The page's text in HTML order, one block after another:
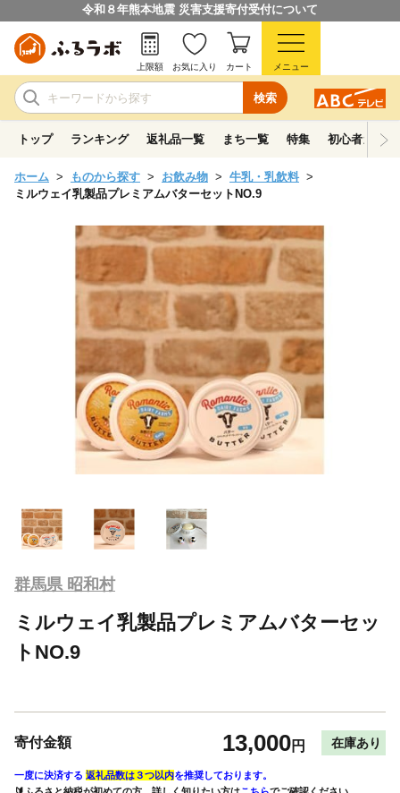
令和８年熊本地震 災害支援寄付受付について
検索
上限額 お気に入り カート メニュー
トップ ランキング 返礼品一覧 まち一覧 特集 初心者ガイド
ホーム ものから探す お飲み物
牛乳・乳飲料
ミルウェイ乳製品プレミアムバターセットNO.9
群馬県 昭和村
ミルウェイ乳製品プレミアムバターセッ
トNO.9
寄付金額 13,000円 在庫あり
一度に決済する 返礼品数は３つ以内を推奨しております。